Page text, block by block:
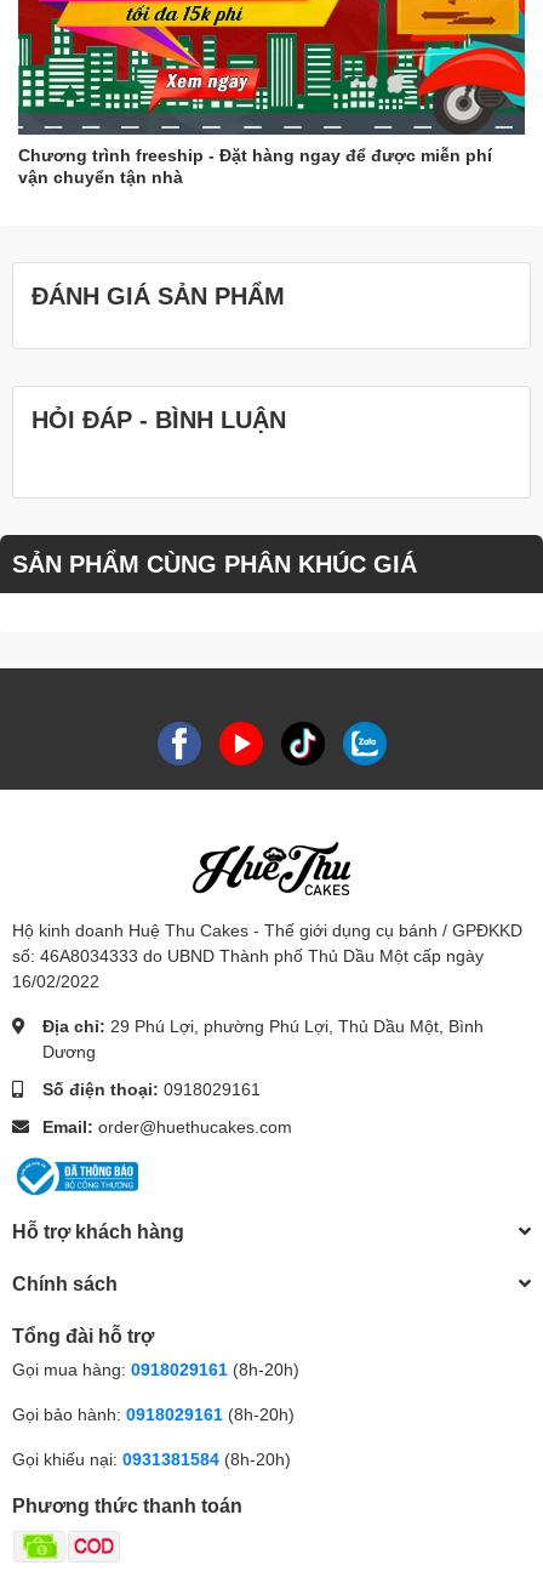
Chương trình freeship - Đặt hàng ngay để được miễn phí
vận chuyển tận nhà
ĐÁNH GIÁ SẢN PHẨM
HỎI ĐÁP - BÌNH LUẬN
SẢN PHẨM CÙNG PHÂN KHÚC GIÁ
Hộ kinh doanh Huệ Thu Cakes - Thế giới dụng cụ bánh / GPĐKKD
số: 46A8034333 do UBND Thành phố Thủ Dầu Một cấp ngày
16/02/2022
Địa chỉ: 29 Phú Lợi, phường Phú Lợi, Thủ Dầu Một, Bình
Dương
Số điện thoại: 0918029161
Email: order@huethucakes.com
Hỗ trợ khách hàng
Chính sách
Tổng đài hỗ trợ
Gọi mua hàng: 0918029161 (8h-20h)
Gọi bảo hành: 0918029161 (8h-20h)
Gọi khiếu nại: 0931381584 (8h-20h)
Phương thức thanh toán